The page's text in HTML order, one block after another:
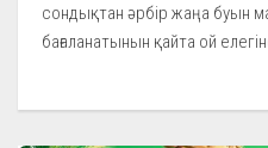
сондықтан әрбір жаңа буын
бағаланатынын қайта ой